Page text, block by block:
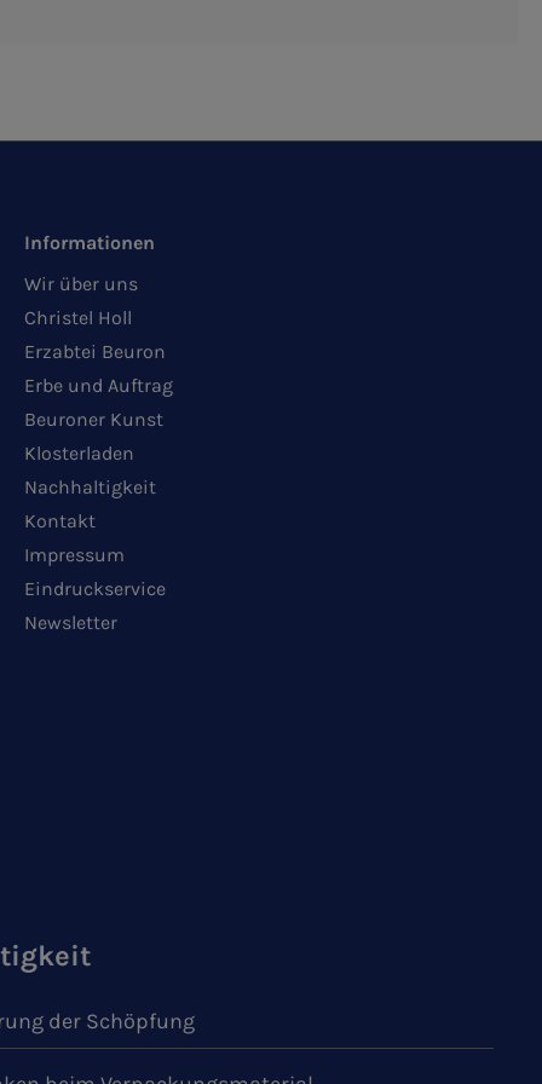
Informationen
Wir über uns
Christel Holl
Erzabtei Beuron
Erbe und Auftrag
Beuroner Kunst
Klosterladen
Nachhaltigkeit
Kontakt
Impressum
Eindruckservice
Newsletter
der Schöpfung